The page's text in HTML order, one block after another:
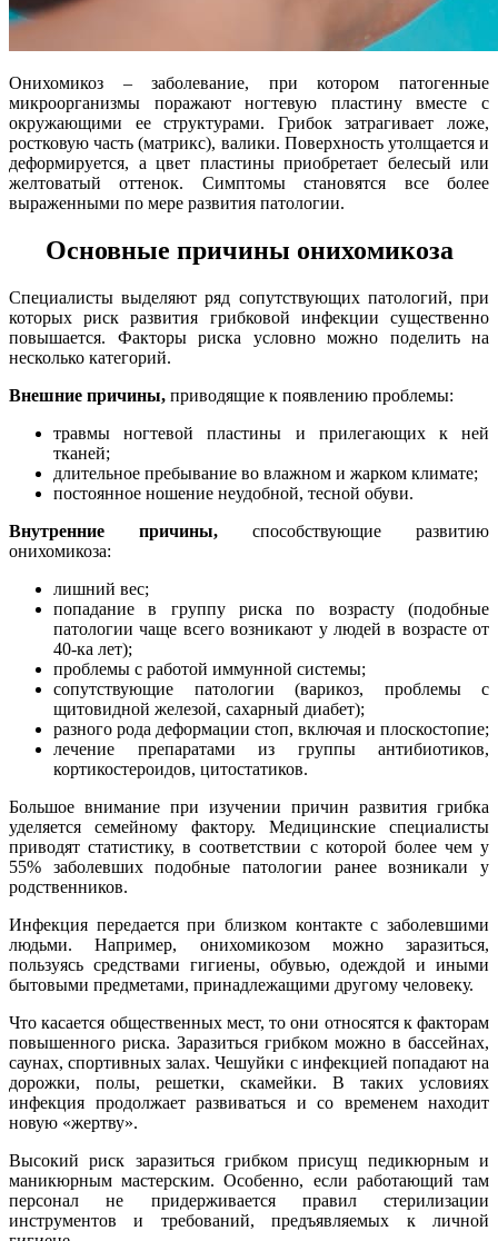
Онихомикоз – заболевание, при котором патогенные
микроорганизмы поражают ногтевую пластину вместе с
окружающими ее структурами. Грибок затрагивает ложе,
ростковую часть (матрикс), валики. Поверхность утолщается и
деформируется, а цвет пластины приобретает белесый или
желтоватый оттенок. Симптомы становятся все более
выраженными по мере развития патологии.
Основные причины онихомикоза
Специалисты выделяют ряд сопутствующих патологий, при
которых риск развития грибковой инфекции существенно
повышается. Факторы риска условно можно поделить на
несколько категорий.
Внешние причины, приводящие к появлению проблемы:
травмы ногтевой пластины и прилегающих к ней
тканей;
длительное пребывание во влажном и жарком климате;
постоянное ношение неудобной, тесной обуви.
Внутренние причины, способствующие развитию
онихомикоза:
лишний вес;
попадание в группу риска по возрасту (подобные
патологии чаще всего возникают у людей в возрасте от
40-ка лет);
проблемы с работой иммунной системы;
сопутствующие патологии (варикоз, проблемы с
щитовидной железой, сахарный диабет);
разного рода деформации стоп, включая и плоскостопие;
лечение препаратами из группы антибиотиков,
кортикостероидов, цитостатиков.
Большое внимание при изучении причин развития грибка
уделяется семейному фактору. Медицинские специалисты
приводят статистику, в соответствии с которой более чем у
55% заболевших подобные патологии ранее возникали у
родственников.
Инфекция передается при близком контакте с заболевшими
людьми. Например, онихомикозом можно заразиться,
пользуясь средствами гигиены, обувью, одеждой и иными
бытовыми предметами, принадлежащими другому человеку.
Что касается общественных мест, то они относятся к факторам
повышенного риска. Заразиться грибком можно в бассейнах,
саунах, спортивных залах. Чешуйки с инфекцией попадают на
дорожки, полы, решетки, скамейки. В таких условиях
инфекция продолжает развиваться и со временем находит
новую «жертву».
Высокий риск заразиться грибком присущ педикюрным и
маникюрным мастерским. Особенно, если работающий там
персонал не придерживается правил стерилизации
инструментов и требований, предъявляемых к личной